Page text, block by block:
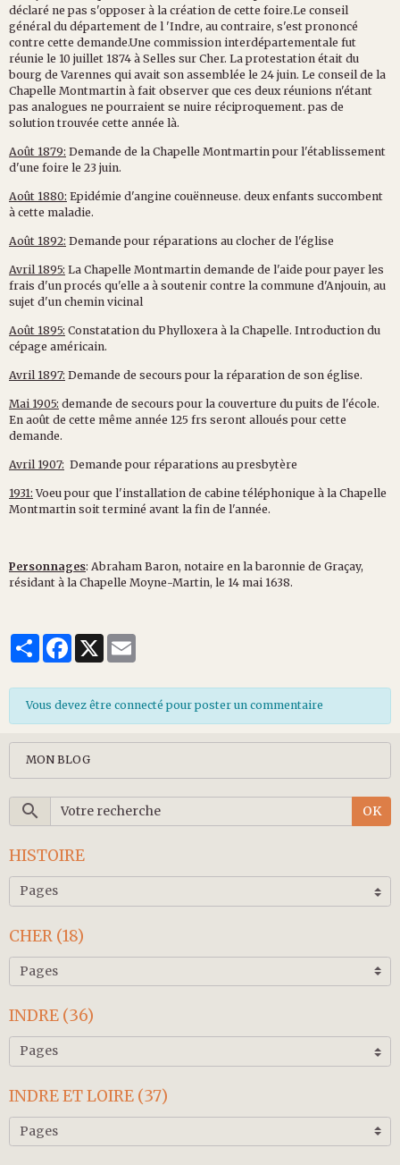
déclaré ne pas s'opposer à la création de cette foire.Le conseil
général du département de l 'Indre, au contraire, s'est prononcé
contre cette demande.Une commission interdépartementale fut
réunie le 10 juillet 1874 à Selles sur Cher. La protestation était du
bourg de Varennes qui avait son assemblée le 24 juin. Le conseil de la
Chapelle Montmartin à fait observer que ces deux réunions n'étant
pas analogues ne pourraient se nuire réciproquement. pas de
solution trouvée cette année là.
Août 1879: Demande de la Chapelle Montmartin pour l'établissement
d'une foire le 23 juin.
Août 1880: Epidémie d'angine couënneuse. deux enfants succombent
à cette maladie.
Août 1892: Demande pour réparations au clocher de l'église
Avril 1895: La Chapelle Montmartin demande de l'aide pour payer les
frais d'un procés qu'elle a à soutenir contre la commune d'Anjouin, au
sujet d'un chemin vicinal
Août 1895: Constatation du Phylloxera à la Chapelle. Introduction du
cépage américain.
Avril 1897: Demande de secours pour la réparation de son église.
Mai 1905: demande de secours pour la couverture du puits de l'école.
En août de cette même année 125 frs seront alloués pour cette
demande.
Avril 1907: Demande pour réparations au presbytère
1931: Voeu pour que l'installation de cabine téléphonique à la Chapelle
Montmartin soit terminé avant la fin de l'année.
Personnages: Abraham Baron, notaire en la baronnie de Graçay,
résidant à la Chapelle Moyne-Martin, le 14 mai 1638.
PartagerFacebook
X
Vous devez être connecté pour poster un commentaire
MON BLOG
OK
HISTOIRE
CHER (18)
INDRE (36)
INDRE ET LOIRE (37)